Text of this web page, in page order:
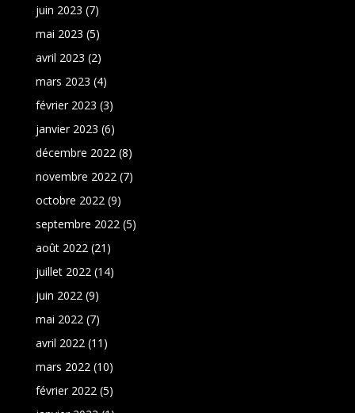
juin 2023 (7)
mai 2023 (5)
avril 2023 (2)
mars 2023 (4)
février 2023 (3)
janvier 2023 (6)
décembre 2022(8)
novembre 2022(7)
octobre 2022(9)
septembre 2022(5)
août 2022(21)
juillet 2022(14)
juin 2022(9)
mai 2022(7)
avril 2022(11)
mars 2022(10)
février 2022(5)